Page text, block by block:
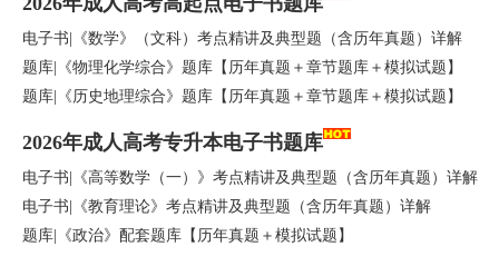
电子书|《数学》（文科）考点精讲及典型题（含历年真题）详解
题库|《物理化学综合》题库【历年真题＋章节题库＋模拟试题】
题库|《历史地理综合》题库【历年真题＋章节题库＋模拟试题】
2026年成人高考专升本电子书题库
电子书|《高等数学（一）》考点精讲及典型题（含历年真题）详解
电子书|《教育理论》考点精讲及典型题（含历年真题）详解
题库|《政治》配套题库【历年真题＋模拟试题】